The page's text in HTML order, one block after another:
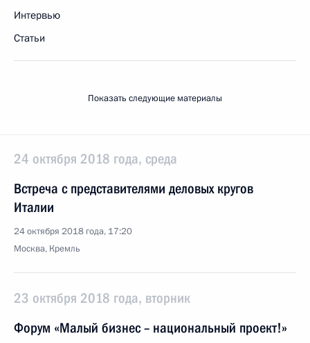
Интервью
Статьи
Показать следующие материалы
24 октября 2018 года, среда
Встреча с представителями деловых кругов
Италии
24 октября 2018 года, 17:20
Москва, Кремль
23 октября 2018 года, вторник
Форум «Малый бизнес – национальный проект!»